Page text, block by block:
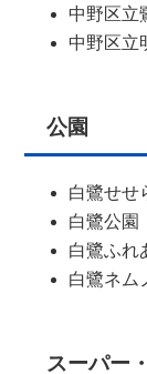
中野区立
中野区立
公園
白鷺せせ
白鷺公園
白鷺ふれ
白鷺ネム
スーパー